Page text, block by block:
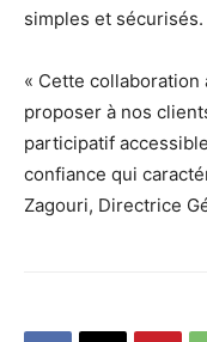
simples et sécurisés.
« Cette collaboration
proposer à nos
participatif
confiance qui
Zagouri, Directrice